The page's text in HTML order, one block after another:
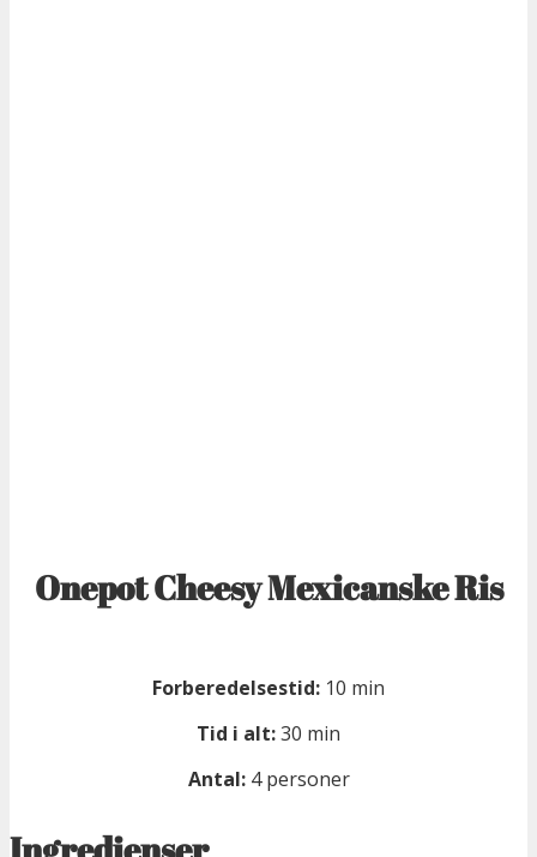
Onepot Cheesy Mexicanske Ris
Forberedelsestid: 10 min
Tid i alt:30 min
Antal:4 personer